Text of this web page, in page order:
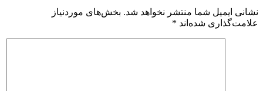
نشانی ایمیل شما منتشر نخواهد شد. بخش‌های موردنیاز
علامت‌گذاری شده‌اند *